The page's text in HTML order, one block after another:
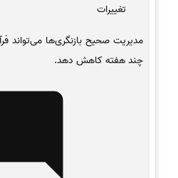
تغییرات
مدیریت صحیح بازنگری‌ها می‌تواند
چند هفته کاهش دهد.